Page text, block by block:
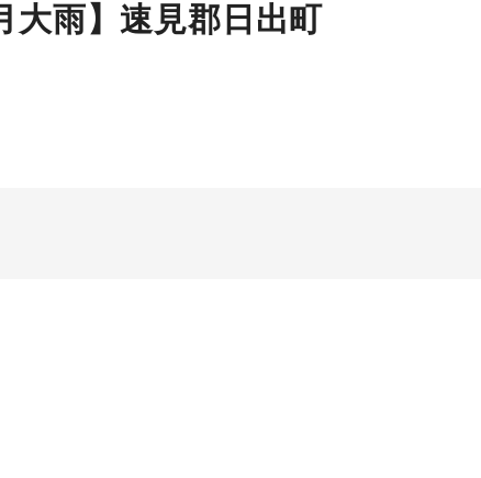
大雨】速見郡日出町